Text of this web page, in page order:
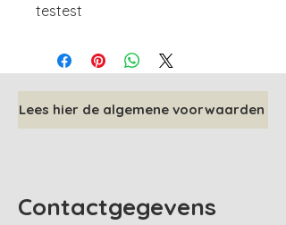
testest
Lees hier de algemene voorwaarden
Contactgegevens